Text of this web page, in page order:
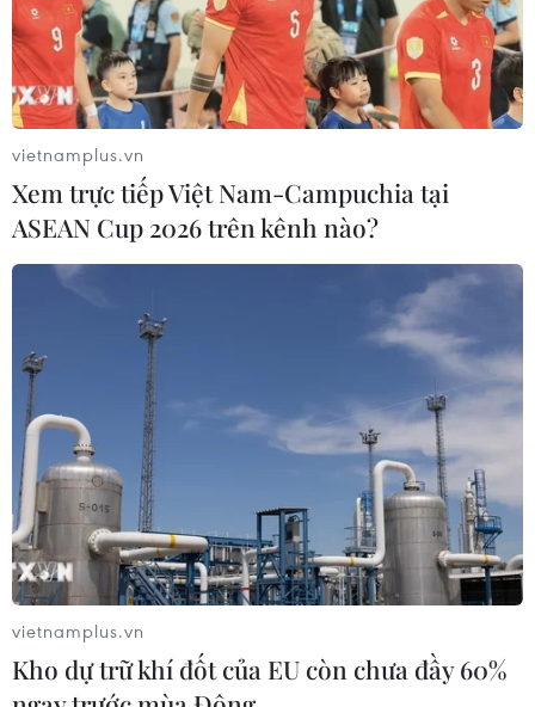
#Thủ tướng Nguyễn Xuân Phúc
#Hàn Quốc
#doanh nghiệp
Hàn Quốc
Theo dõi VietnamPlus
TIN CÙNG CHUYÊN MỤC
Naver và NVIDIA tăng tốc xây dựng
“Nhà máy AI,” hướng tới doanh thu
từ năm 2027
07/08/2026 13:01
Sân chơi học đường giúp học sinh
rèn kỹ năng sống qua từng bước
nhảy
07/08/2026 11:38
vietnamplus.vn
Xem trực tiếp Việt Nam-Campuchia tại
ASEAN Cup 2026 trên kênh nào?
vietnamplus.vn
Kho dự trữ khí đốt của EU còn chưa đầy 60%